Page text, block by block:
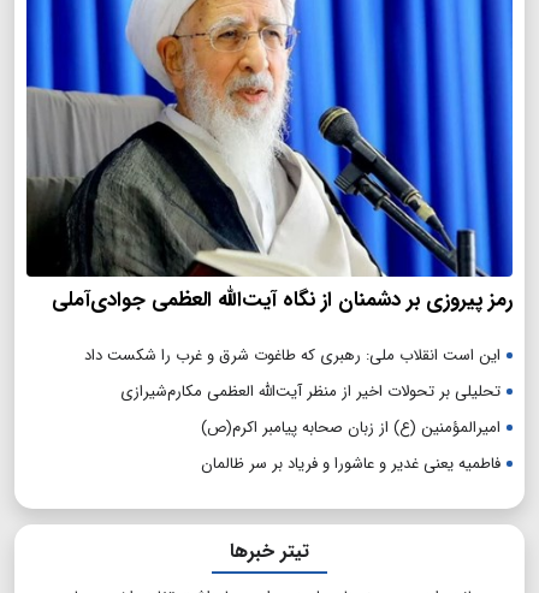
رمز پیروزی بر دشمنان از نگاه آیت‌الله العظمی جوادی‌آملی
این است انقلاب ملی: رهبری که طاغوت شرق و غرب را شکست داد
تحلیلی بر تحولات اخیر از منظر آیت‌الله العظمی مکارم‌شیرازی
امیرالمؤمنین (ع) از زبان صحابه پیامبر اکرم(ص)
فاطمیه یعنی غدیر و عاشورا و فریاد بر سر ظالمان
تیتر خبرها